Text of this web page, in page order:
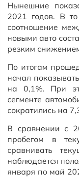
Нынешние
2021 годов. В
соотношение
новыми авто
резким
По итогам
начал
на 0,1%. При
сегменте
сократились на
В сравнении с
пробегом в
сравнивать
наблюдается
января по май